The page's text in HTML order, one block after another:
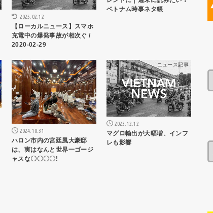
2025.02.12
【ローカルニュース】スマホ
充電中の爆発事故が相次ぐ /
2020-02-29
ベトナム時事ネタ帳
ニュース記事
2024.10.31
ハロン市内の宮廷風大豪邸
は、実はなんと世界一ゴージ
ャスな〇〇〇〇!
ニュース記事
2023.12.12
マグロ輸出が大幅増、インフ
レも影響